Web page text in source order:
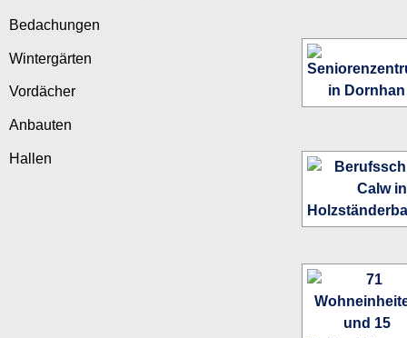
Bedachungen
Wintergärten
Vordächer
Anbauten
Hallen